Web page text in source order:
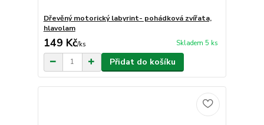
Dřevěný motorický labyrint- pohádková zvířata,
hlavolam
149 Kč/ks Skladem 5 ks
Přidat do košíku